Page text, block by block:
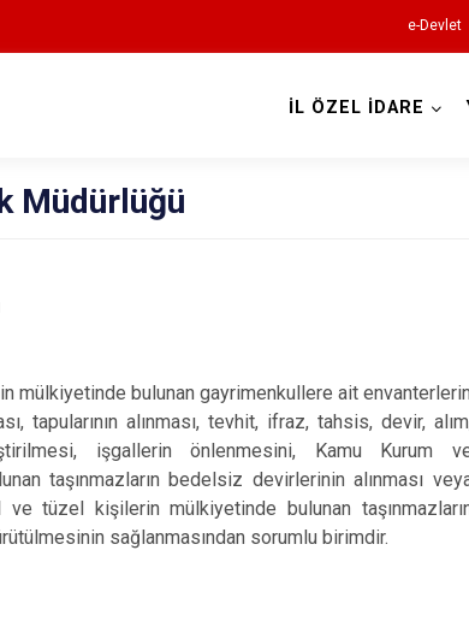
e-Devlet
İL ÖZEL İDARE
Müdürlüğü
mülkiyetinde bulunan gayrimenkullere ait envanterlerin
tapularının alınması, tevhit, ifraz, tahsis, devir,
işgallerin önlenmesini, Kamu Kurum
taşınmazların bedelsiz devirlerinin alınması
tüzel kişilerin mülkiyetinde bulunan
sağlanmasından sorumlu birimdir.